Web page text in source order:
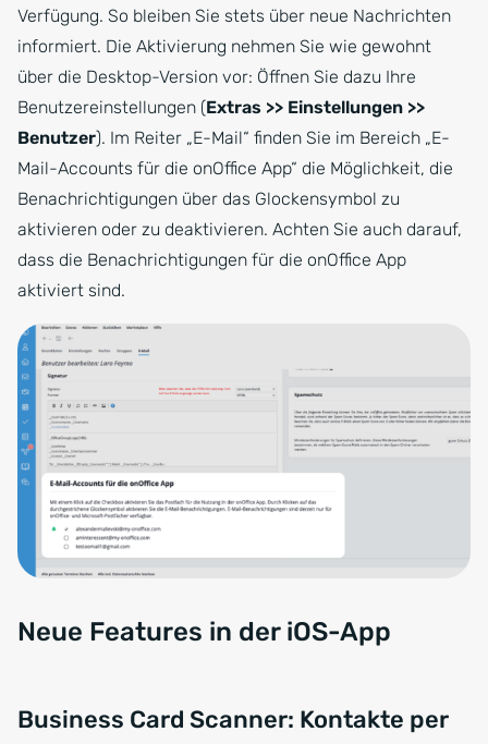
Verfügung. So bleiben Sie stets über neue Nachrichten
informiert. Die Aktivierung nehmen Sie wie gewohnt
über die Desktop-Version vor: Öffnen Sie dazu Ihre
Benutzereinstellungen (Extras >> Einstellungen >>
Benutzer). Im Reiter „E-Mail“ finden Sie im Bereich „E-
Mail-Accounts für die onOffice App“ die Möglichkeit, die
Benachrichtigungen über das Glockensymbol zu
aktivieren oder zu deaktivieren. Achten Sie auch darauf,
dass die Benachrichtigungen für die onOffice App
aktiviert sind.
Neue Features in der iOS-App
Business Card Scanner: Kontakte per